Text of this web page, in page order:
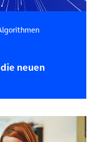
neuen